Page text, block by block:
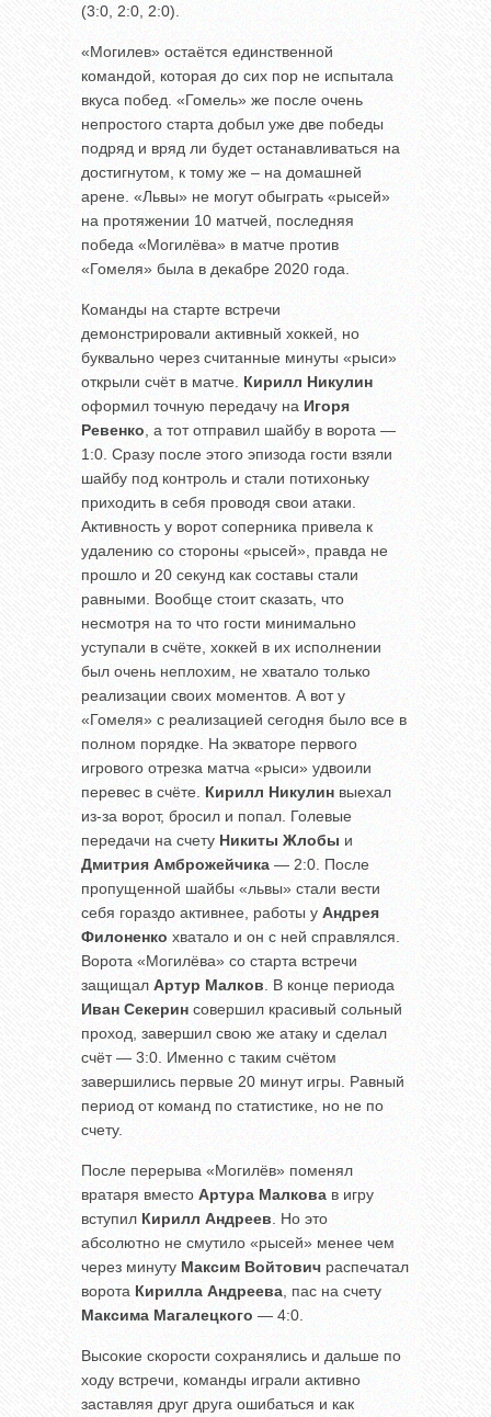
(3:0, 2:0, 2:0).
«Могилев» остаётся единственной
командой, которая до сих пор не испытала
вкуса побед. «Гомель» же после очень
непростого старта добыл уже две победы
подряд и вряд ли будет останавливаться на
достигнутом, к тому же – на домашней
арене. «Львы» не могут обыграть «рысей»
на протяжении 10 матчей, последняя
победа «Могилёва» в матче против
«Гомеля» была в декабре 2020 года.
Команды на старте встречи
демонстрировали активный хоккей, но
буквально через считанные минуты «рыси»
открыли счёт в матче. Кирилл Никулин
оформил точную передачу на Игоря
Ревенко , а тот отправил шайбу в ворота —
1:0. Сразу после этого эпизода гости взяли
шайбу под контроль и стали потихоньку
приходить в себя проводя свои атаки.
Активность у ворот соперника привела к
удалению со стороны «рысей», правда не
прошло и 20 секунд как составы стали
равными. Вообще стоит сказать, что
несмотря на то что гости минимально
уступали в счёте, хоккей в их исполнении
был очень неплохим, не хватало только
реализации своих моментов. А вот у
«Гомеля» с реализацией сегодня было все в
полном порядке. На экваторе первого
игрового отрезка матча «рыси» удвоили
перевес в счёте. Кирилл Никулин выехал
из-за ворот, бросил и попал. Голевые
передачи на счету Никиты Жлобы и
Дмитрия Амброжейчика — 2:0. После
пропущенной шайбы «львы» стали вести
себя гораздо активнее, работы у Андрея
Филоненко хватало и он с ней справлялся.
Ворота «Могилёва» со старта встречи
защищал Артур Малков . В конце периода
Иван Секерин совершил красивый сольный
проход, завершил свою же атаку и сделал
счёт — 3:0. Именно с таким счётом
завершились первые 20 минут игры. Равный
период от команд по статистике, но не по
счету.
‌После перерыва «Могилёв» поменял
вратаря вместо Артура Малкова в игру
вступил Кирилл Андреев . Но это
абсолютно не смутило «рысей» менее чем
через минуту Максим Войтович распечатал
ворота Кирилла Андреева , пас на счету
Максима Магалецкого — 4:0.
Высокие скорости сохранялись и дальше по
ходу встречи, команды играли активно
заставляя друг друга ошибаться и как